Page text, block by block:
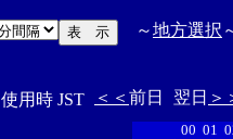
～地方選択
使用時 JST ＜＜ 前日 翌日 ＞
00 01